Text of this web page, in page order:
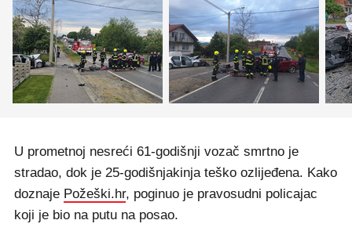
U prometnoj nesreći 61-godišnji vozač smrtno je
stradao, dok je 25-godišnjakinja teško ozlijeđena. Kako
doznaje Požeški.hr, poginuo je pravosudni policajac
koji je bio na putu na posao.